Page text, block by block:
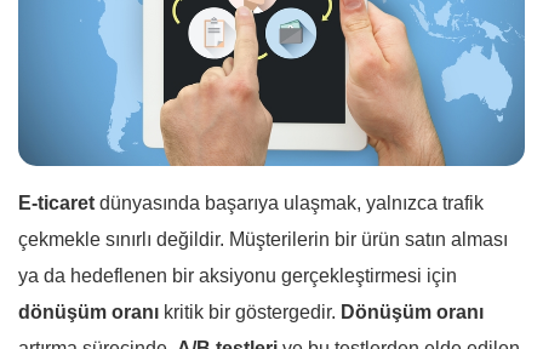
E-ticaret dünyasında başarıya ulaşmak, yalnızca trafik
çekmekle sınırlı değildir. Müşterilerin bir ürün satın alması
ya da hedeflenen bir aksiyonu gerçekleştirmesi için
dönüşüm oranı kritik bir göstergedir. Dönüşüm oranı